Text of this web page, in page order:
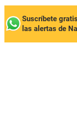
Suscríbete
las alertas de